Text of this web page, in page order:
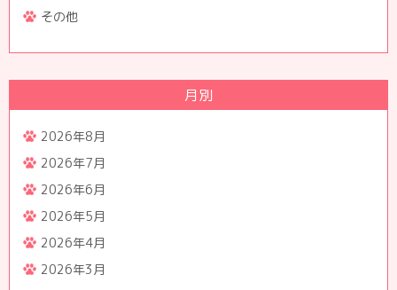
その他
月別
2026年8月
2026年7月
2026年6月
2026年5月
2026年4月
2026年3月